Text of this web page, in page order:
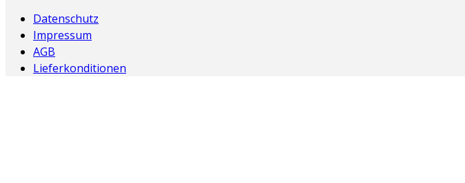
Datenschutz
Impressum
AGB
Lieferkonditionen